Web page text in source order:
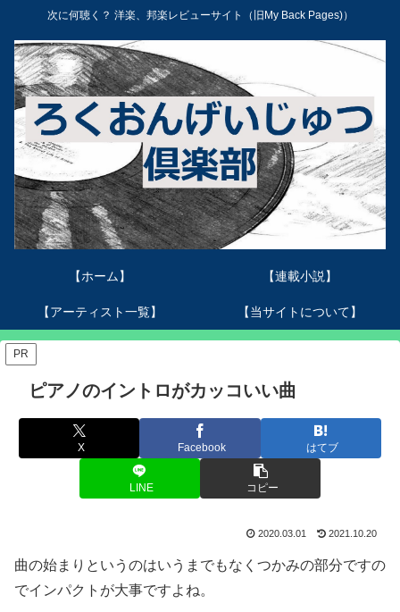
次に何聴く？ 洋楽、邦楽レビューサイト（旧My Back Pages)）
【ホーム】 【連載小説】
【アーティスト一覧】 【当サイトについて】
PR
ピアノのイントロがカッコいい曲
X Facebook はてブ
LINE コピー
2020.03.01 2021.10.20
曲の始まりというのはいうまでもなくつかみの部分ですの
でインパクトが大事ですよね。